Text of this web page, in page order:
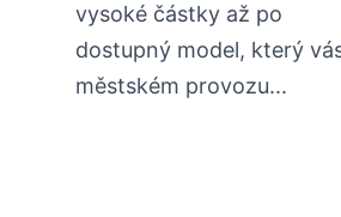
vysoké částky až po
dostupný model, který
městském provozu...